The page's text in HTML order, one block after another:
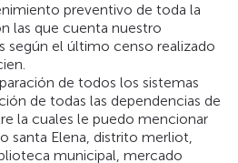
preventivo de toda la
las que cuenta nuestro
según el último censo realizado
de todos los sistemas
de todas las dependencias de
la cuales le puedo mencionar
santa Elena, distrito merliot,
municipal, mercado